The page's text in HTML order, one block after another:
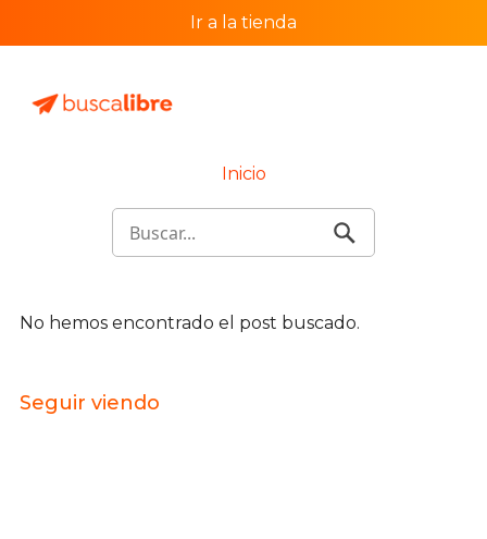
Ir a la tienda
Inicio
No hemos encontrado el post buscado.
Seguir viendo